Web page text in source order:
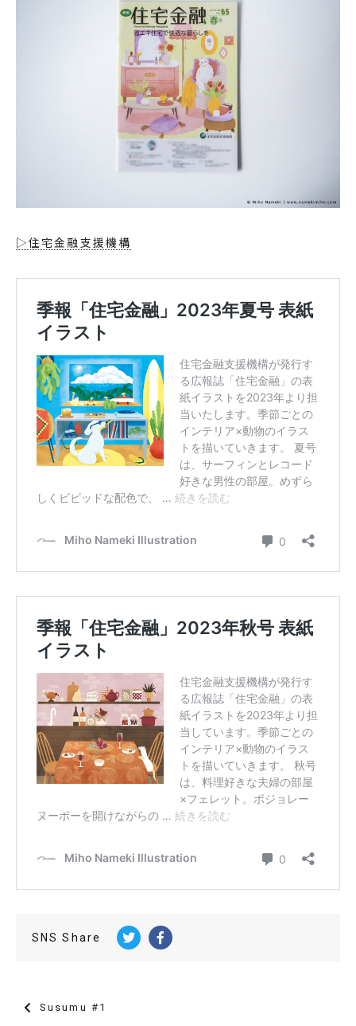
▷住宅金融支援機構
SNS Share
Susumu #1